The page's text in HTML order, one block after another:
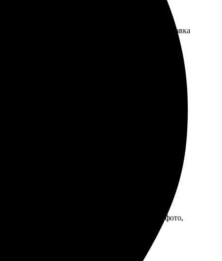
отличный результат, все детали четкие. Доставка
было просто — быстро подобрали шаблоны и
приятно держать в руках. Рекомендую!
легко и понятно — выбрал шаблон, загрузил фото,